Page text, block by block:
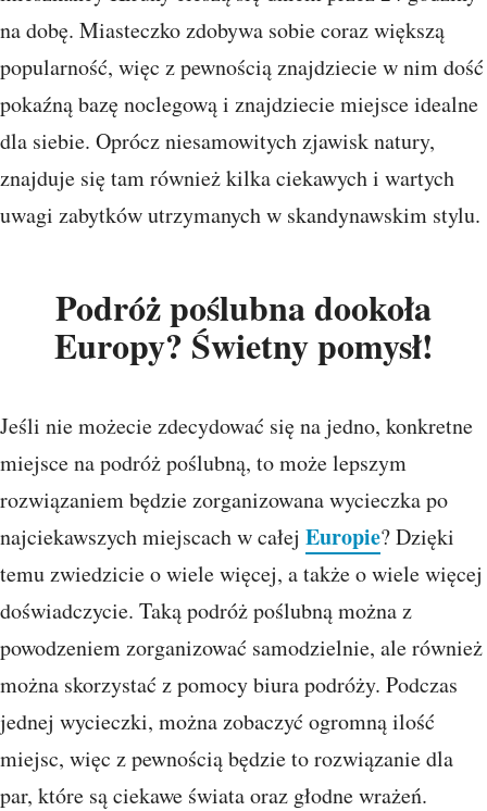
na dobę. Miasteczko zdobywa sobie coraz większą
popularność, więc z pewnością znajdziecie w nim dość
pokaźną bazę noclegową i znajdziecie miejsce idealne
dla siebie. Oprócz niesamowitych zjawisk natury,
znajduje się tam również kilka ciekawych i wartych
uwagi zabytków utrzymanych w skandynawskim stylu.
Podróż poślubna dookoła
Europy? Świetny pomysł!
Jeśli nie możecie zdecydować się na jedno, konkretne
miejsce na podróż poślubną, to może lepszym
rozwiązaniem będzie zorganizowana wycieczka po
najciekawszych miejscach w całej Europie? Dzięki
temu zwiedzicie o wiele więcej, a także o wiele więcej
doświadczycie. Taką podróż poślubną można z
powodzeniem zorganizować samodzielnie, ale również
można skorzystać z pomocy biura podróży. Podczas
jednej wycieczki, można zobaczyć ogromną ilość
miejsc, więc z pewnością będzie to rozwiązanie dla
par, które są ciekawe świata oraz głodne wrażeń.